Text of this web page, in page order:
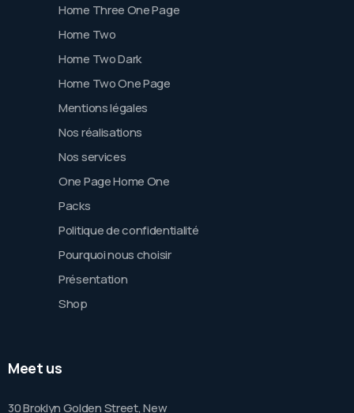
Home Three One Page
Home Two
Home Two Dark
Home Two One Page
Mentions légales
Nos réalisations
Nos services
One Page Home One
Packs
Politique de confidentialité
Pourquoi nous choisir
Présentation
Shop
Meet us
30 Broklyn Golden Street, New